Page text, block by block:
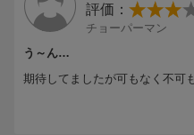
評価：
チョーパーマン
う～ん…
期待してましたが可もなく不可